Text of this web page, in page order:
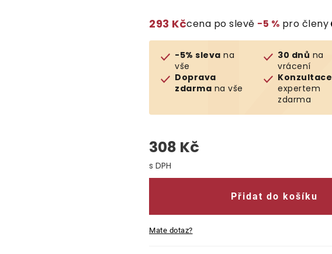
293 Kčcena po slevě −5 % pro členy
-5% sleva na
vše
Doprava
zdarma na vše
30 dnů na
vrácení
Konzultace
expertem
zdarma
308 Kč
Měrná cena:
Přidat do košíku
Mate dotaz?